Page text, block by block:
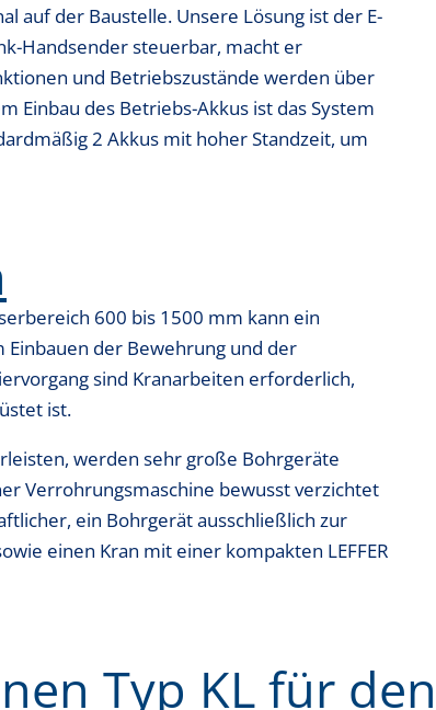
auf der Baustelle. Unsere Lösung ist der E-
Handsender steuerbar, macht er
und Betriebszustände werden über
Einbau des Betriebs-Akkus ist das System
2 Akkus mit hoher Standzeit, um
600 bis 1500 mm kann ein
der Bewehrung und der
sind Kranarbeiten erforderlich,
ist.
werden sehr große Bohrgeräte
Verrohrungsmaschine bewusst verzichtet
ein Bohrgerät ausschließlich zur
einen Kran mit einer kompakten LEFFER
Typ KL für den